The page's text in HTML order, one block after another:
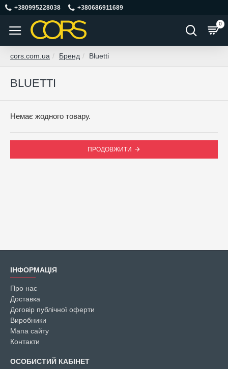
+380995228038 +380686911689
0
cors.com.ua Бренд Bluetti
BLUETTI
Немає жодного товару.
ПРОДОВЖИТИ
ІНФОРМАЦІЯ
Про нас
Доставка
Договір публічної оферти
Виробники
Мапа сайту
Контакти
ОСОБИСТИЙ КАБІНЕТ